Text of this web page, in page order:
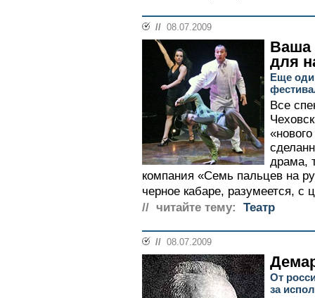
// 08.07.2009
Ваша
для
Еще
Все
драма,
компания «Семь пальцев на
черное кабаре, разумеется, с
// читайте тему:
Театр
// 08.07.2009
От
за